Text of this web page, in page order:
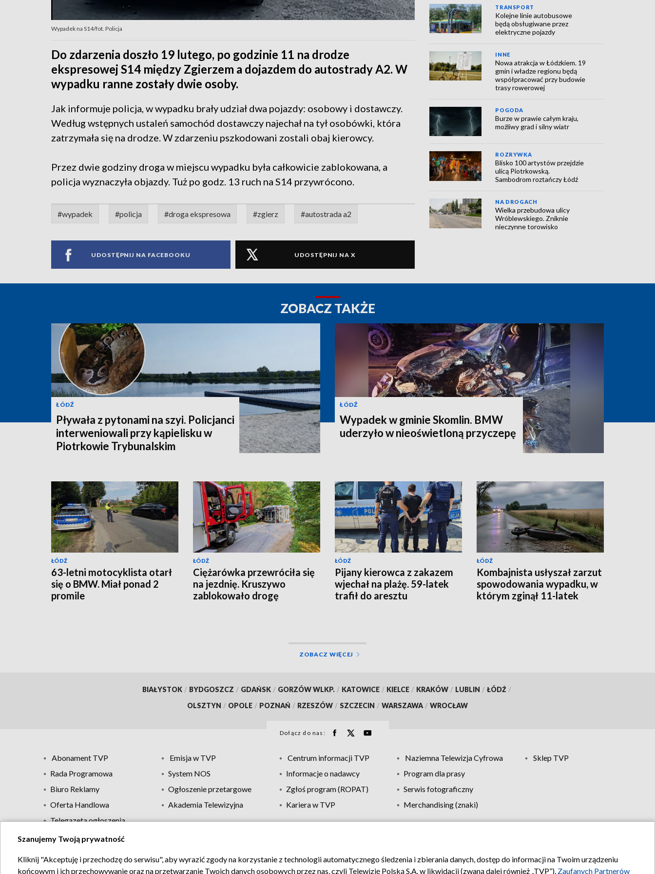
Wypadek na S14/fot. Policja
Do zdarzenia doszło 19 lutego, po godzinie 11 na drodze
ekspresowej S14 między Zgierzem a dojazdem do autostrady A2. W
wypadku ranne zostały dwie osoby.
Jak informuje policja, w wypadku brały udział dwa pojazdy: osobowy i dostawczy.
Według wstępnych ustaleń samochód dostawczy najechał na tył osobówki, która
zatrzymała się na drodze. W zdarzeniu pszkodowani zostali obaj kierowcy.
Przez dwie godziny droga w miejscu wypadku była całkowicie zablokowana, a
policja wyznaczyła objazdy. Tuż po godz. 13 ruch na S14 przywrócono.
#wypadek #policja #droga ekspresowa #zgierz #autostrada a2
UDOSTĘPNIJ NA FACEBOOKU UDOSTĘPNIJ NA X
TRANSPORT
Kolejne linie autobusowe
będą obsługiwane przez
elektryczne pojazdy
INNE
Nowa atrakcja w Łódzkiem. 19
gmin i władze regionu będą
współpracować przy budowie
trasy rowerowej
POGODA
Burze w prawie całym kraju,
możliwy grad i silny wiatr
ROZRYWKA
Blisko 100 artystów przejdzie
ulicą Piotrkowską.
Sambodrom roztańczy Łódź
NA DROGACH
Wielka przebudowa ulicy
Wróblewskiego. Zniknie
nieczynne torowisko
ZOBACZ TAKŻE
ŁÓDŹ
Pływała z pytonami na szyi. Policjanci
interweniowali przy kąpielisku w
Piotrkowie Trybunalskim
ŁÓDŹ
Wypadek w gminie Skomlin. BMW
uderzyło w nieoświetloną przyczepę
ŁÓDŹ
63-letni motocyklista otarł
się o BMW. Miał ponad 2
promile
ŁÓDŹ
Ciężarówka przewróciła się
na jezdnię. Kruszywo
zablokowało drogę
ŁÓDŹ
Pijany kierowca z zakazem
wjechał na plażę. 59-latek
trafił do aresztu
ŁÓDŹ
Kombajnista usłyszał zarzut
spowodowania wypadku, w
którym zginął 11-latek
ZOBACZ WIĘCEJ
BIAŁYSTOK / BYDGOSZCZ / GDAŃSK / GORZÓW WLKP. / KATOWICE / KIELCE / KRAKÓW / LUBLIN / ŁÓDŹ /
OLSZTYN / OPOLE / POZNAŃ / RZESZÓW / SZCZECIN / WARSZAWA / WROCŁAW
Dołącz do nas:
Abonament TVP Emisja w TVP Centrum informacji TVP Naziemna Telewizja Cyfrowa
Sklep TVP
Rada Programowa
System NOS Informacje o nadawcy
Program dla prasy
Biuro Reklamy
Ogłoszenie przetargowe Zgłoś program (ROPAT)
Serwis fotograficzny
Oferta Handlowa
Akademia Telewizyjna Kariera w TVP
Merchandising (znaki)
Telegazeta ogłoszenia
Regulamin TVP Polityka prywatności Moje zgody Pomoc Biuro reklamy Kontakt
Szanujemy Twoją prywatność
Kliknij "Akceptuję i przechodzę do serwisu", aby wyrazić zgody na korzystanie z technologii automatycznego śledzenia i zbierania danych, dostęp do informacji na Twoim urządzeniu
końcowym i ich przechowywanie oraz na przetwarzanie Twoich danych osobowych przez nas, czyli Telewizję Polską S.A. w likwidacji (zwaną dalej również „TVP”), Zaufanych Partnerów